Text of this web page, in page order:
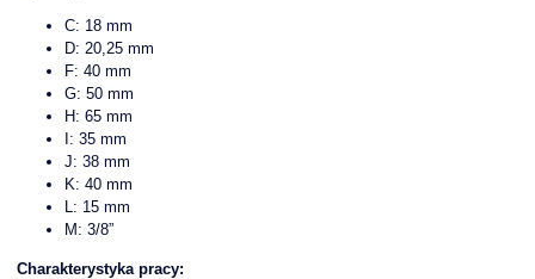
C: 18 mm
D: 20,25 mm
F: 40 mm
G: 50 mm
H: 65 mm
I: 35 mm
J: 38 mm
K: 40 mm
L: 15 mm
M: 3/8”
Charakterystyka pracy: